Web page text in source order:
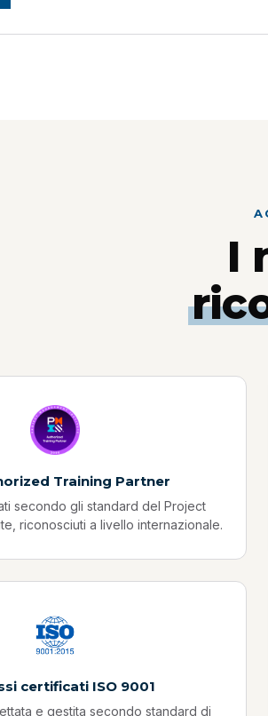
I
Training Partner
secondo gli standard del Project
riconosciuti a livello internazionale.
certificati ISO 9001
e gestita secondo standard di